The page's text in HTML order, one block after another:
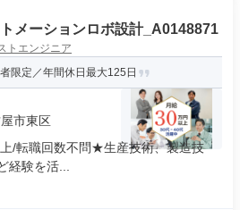
メーションロボ設計_A0148871
トエンジニア
限定／年間休日最大125日
市東区
/転職回数不問★生産技術、製造技
経験を活...